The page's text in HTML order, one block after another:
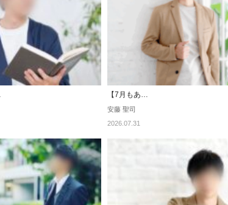
【7月もあ…
安藤 聖司
2026.07.31